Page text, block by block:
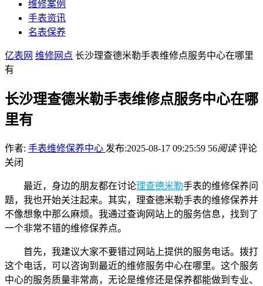
维修案例
手表资讯
名表保养
亿表网 维修网点 长沙理查德米勒手表维修点服务中心在哪里
有
长沙理查德米勒手表维修点服务中心在哪
里有
作者: 手表维修保养中心 发布:2025-08-17 09:25:59 56阅读 评论
关闭
最近，身边的朋友都在讨论理查德米勒手表的维修保养问
题，我也开始关注起来。其实，理查德米勒手表的维修保养并
不像想象中那么麻烦。我通过查询网站上的服务信息，找到了
一个非常不错的维修保养点。
首先，我建议大家不要错过网站上提供的服务电话。拨打
这个电话，可以咨询到最近的维修服务中心在哪里。这个服务
中心的服务质量非常高，无论是维修还是保养都能做到专业、